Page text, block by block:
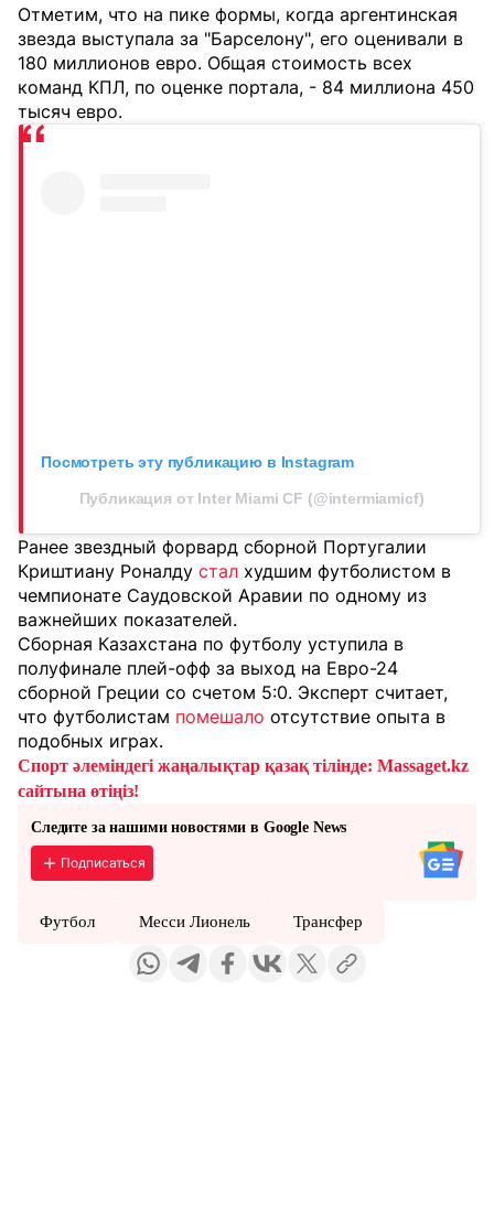
Отметим, что на пике формы, когда аргентинская
звезда выступала за "Барселону", его оценивали в
180 миллионов евро. Общая стоимость всех
команд КПЛ, по оценке портала, - 84 миллиона 450
тысяч евро.
Посмотреть эту публикацию в Instagram
Публикация от Inter Miami CF (@intermiamicf)
Ранее звездный форвард сборной Португалии
Криштиану Роналду стал худшим футболистом в
чемпионате Саудовской Аравии по одному из
важнейших показателей.
Сборная Казахстана по футболу уступила в
полуфинале плей-офф за выход на Евро-24
сборной Греции со счетом 5:0. Эксперт считает,
что футболистам помешало отсутствие опыта в
подобных играх.
Спорт әлеміндегі жаңалықтар қазақ тілінде: Massaget.kz
сайтына өтіңіз!
Следите за нашими новостями в Google News
Подписаться
Футбол Месси Лионель Трансфер